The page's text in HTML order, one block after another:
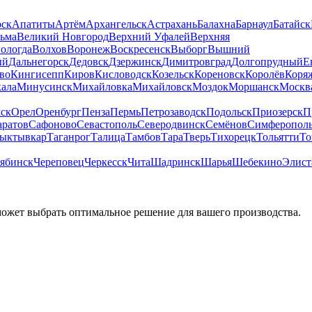
АпатитыАртёмАрхангельскАстраханьБалахнаБарнаулБатайск
Великий НовгородВерхний УфалейВерхняя
ВолховВоронежВоскресенскВыборгВышний
ДальнегорскДедовскДзержинскДимитровградДолгопрудный
КингисеппКировКисловодскКозельскКореновскКоролёв
МинусинскМихайловкаМихайловскМоздокМоршанск
ОрелОренбургПензаПермьПетрозаводскПодольскПриозерск
СафоновоСевастопольСеверодвинскСемёнов
ТаганрогТалицаТамбовТараТверьТихорецкТольятти
ЧереповецЧеркесскЧитаШадринскШарьяШебекино
выбрать оптимальное решение для вашего производства.